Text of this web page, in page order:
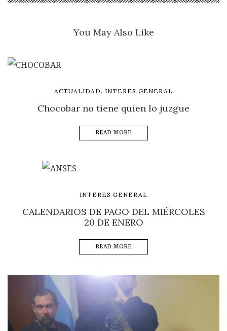
You May Also Like
ACTUALIDAD , INTERES GENERAL
Chocobar no tiene quien lo juzgue
READ MORE
INTERES GENERAL
CALENDARIOS DE PAGO DEL MIÉRCOLES
20 DE ENERO
READ MORE